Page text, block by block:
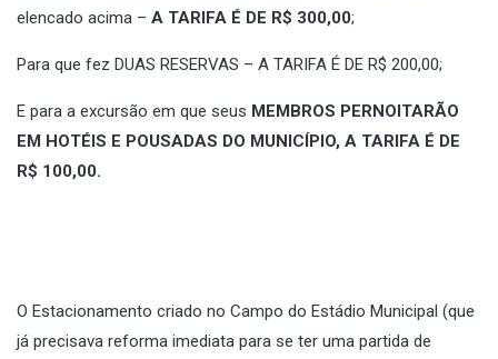
elencado acima – A TARIFA É DE R$ 300,00;
Para que fez DUAS RESERVAS – A TARIFA É DE R$ 200,00;
E para a excursão em que seus MEMBROS PERNOITARÃO
EM HOTÉIS E POUSADAS DO MUNICÍPIO, A TARIFA É DE
R$ 100,00.
O Estacionamento criado no Campo do Estádio Municipal (que
já precisava reforma imediata para se ter uma partida de